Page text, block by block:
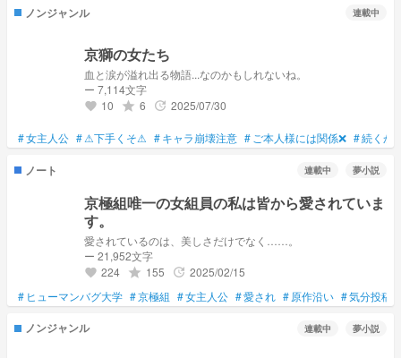
ノンジャンル 連載中
京獅の女たち
血と涙が溢れ出る物語...なのかもしれないね。
ー 7,114文字
favorite 10 grade 6 update 2025/07/30
#女主人公 #⚠下手くそ⚠ #キャラ崩壊注意 # ご本人様には関係❌ #続くか
ノート 連載中 夢小説
京極組唯一の女組員の私は皆から愛されていま
す。
愛されているのは、美しさだけでなく……。
ー 21,952文字
favorite 224 grade 155 update 2025/02/15
# ヒューマンバグ大学 #京極組 #女主人公 #愛され #原作沿い #気分投稿
ノンジャンル 連載中 夢小説